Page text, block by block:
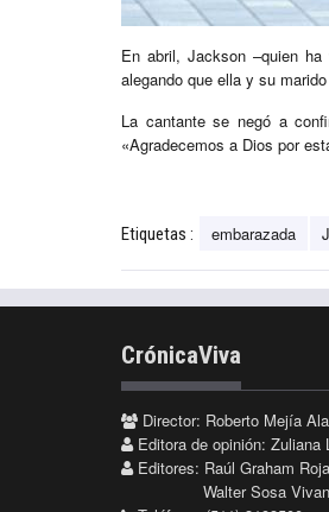
En abril, Jackson –quien
alegando que ella y su
La cantante se negó a
«Agradecemos a Dios por
Etiquetas : embarazada
CrónicaViva
Director: Roberto Mejía
Editora de opinión: Zuliana
Editores: Raúl Graham
Walter Sosa